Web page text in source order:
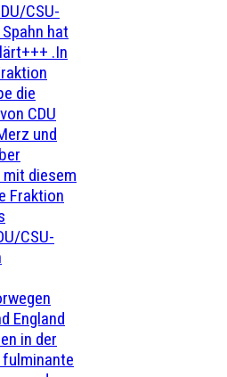
CSU-
hat
.In
die
CDU
und
diesem
Fraktion
CSU-
England
in der